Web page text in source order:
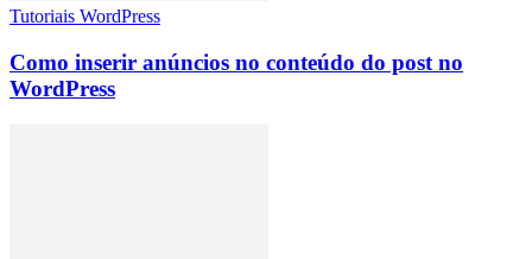
Tutoriais WordPress
Como inserir anúncios no conteúdo do post no
WordPress